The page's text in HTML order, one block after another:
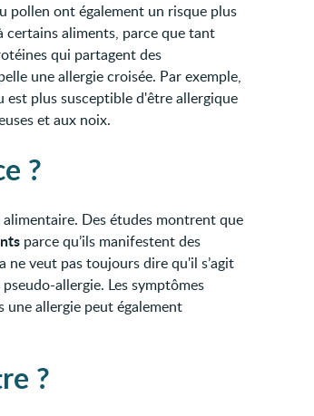
pollen ont également un risque plus
certains aliments, parce que tant
qui partagent des
une allergie croisée. Par exemple,
est plus susceptible d'être allergique
et aux noix.
?
Des études montrent que
parce qu’ils manifestent des
ne veut pas toujours dire qu'il s’agit
allergie. Les symptômes
une allergie peut également
?